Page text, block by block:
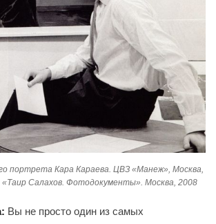
портрета Кара Караева. ЦВЗ «Манеж», Москва,
«Таир Салахов. Фотодокументы». Москва, 2008
Вы не просто один из самых